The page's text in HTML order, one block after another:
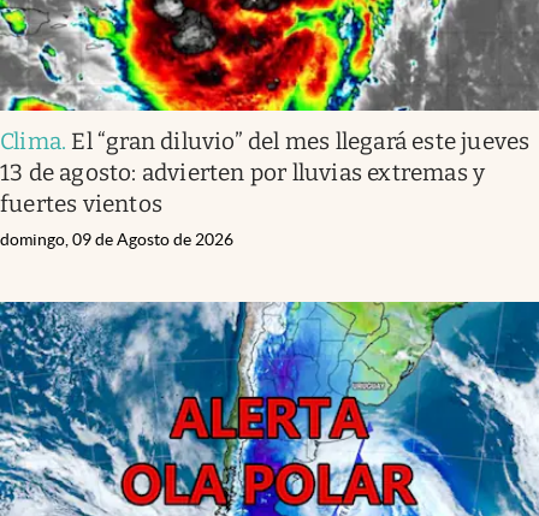
Clima. El “gran diluvio” del mes llegará este jueves
13 de agosto: advierten por lluvias extremas y
fuertes vientos
domingo, 09 de Agosto de 2026